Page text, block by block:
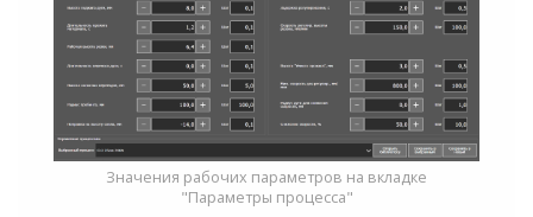
Значения рабочих параметров на вкладке
"Параметры процесса"